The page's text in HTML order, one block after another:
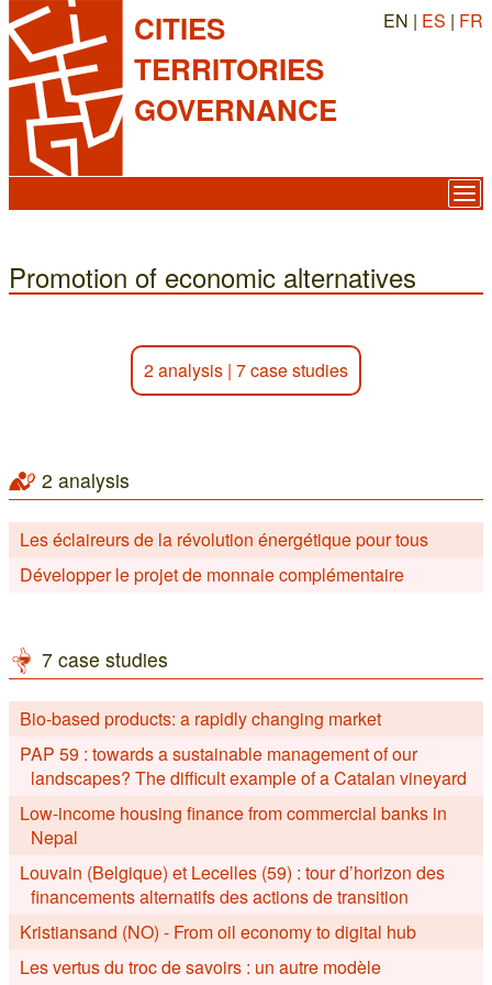
CITIES
TERRITORIES
GOVERNANCE
EN | ES | FR
Promotion of economic alternatives
2 analysis | 7 case studies
2 analysis
Les éclaireurs de la révolution énergétique pour tous
Développer le projet de monnaie complémentaire
7 case studies
Bio-based products: a rapidly changing market
PAP 59 : towards a sustainable management of our
landscapes? The difficult example of a Catalan vineyard
Low-income housing finance from commercial banks in
Nepal
Louvain (Belgique) et Lecelles (59) : tour d’horizon des
financements alternatifs des actions de transition
Kristiansand (NO) - From oil economy to digital hub
Les vertus du troc de savoirs : un autre modèle